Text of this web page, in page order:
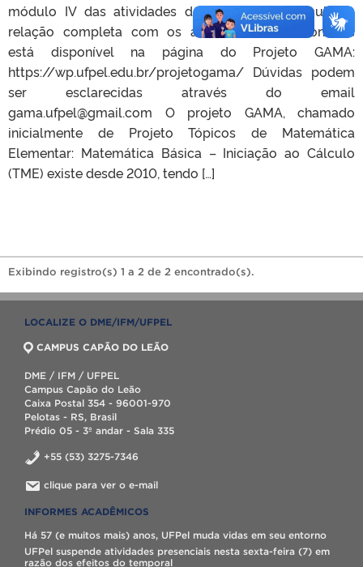
módulo IV das atividades de reforço em Cálculo. A
relação completa com os acadêmicos selecionados
está disponível na página do Projeto GAMA:
https://wp.ufpel.edu.br/projetogama/ Dúvidas podem
ser esclarecidas através do email
gama.ufpel@gmail.com O projeto GAMA, chamado
inicialmente de Projeto Tópicos de Matemática
Elementar: Matemática Básica – Iniciação ao Cálculo
(TME) existe desde 2010, tendo […]
Exibindo registro(s) 1 a 2 de 2 encontrado(s).
LOCALIZE O DME/IFM/UFPEL
CAMPUS CAPÃO DO LEÃO
DME / IFM / UFPEL
Campus Capão do Leão
Caixa Postal 354 - 96001-970
Pelotas - RS, Brasil
Prédio 05 - 3º andar - Sala 335
+55 (53) 3275-7346
clique para ver o e-mail
INFORMES ACADÊMICOS
Há 57 (e muitos mais) anos, UFPel muda vidas em seu entorno
UFPel suspende atividades presenciais nesta sexta-feira (7) em
razão dos efeitos do temporal